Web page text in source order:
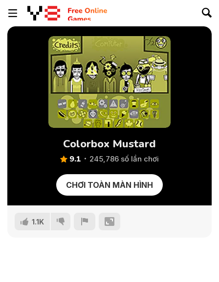
Colorbox Mustard
9.1 245,786 số lần chơi
CHƠI TOÀN MÀN HÌNH
1.1K